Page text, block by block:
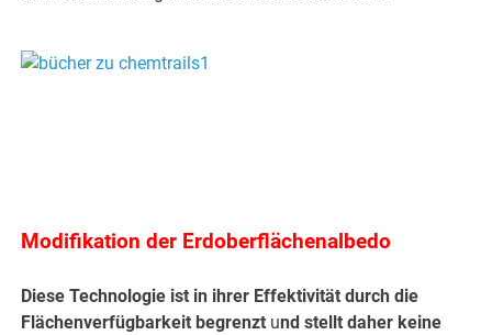
Modifikation der Erdoberflächenalbedo
Diese Technologie ist in ihrer Effektivität durch die
Flächenverfügbarkeit begrenzt und stellt daher keine